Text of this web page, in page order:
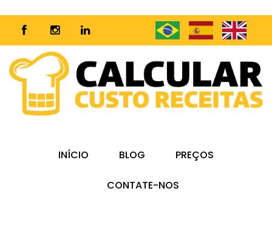
INÍCIO BLOG PREÇOS
CONTATE-NOS